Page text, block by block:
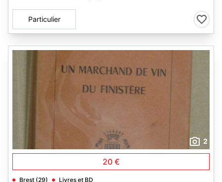
Particulier
2
20 €
Brest (29) Livres et BD